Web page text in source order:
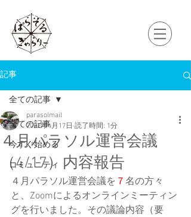
記事
全ての記事
今すぐ始める
コミュニティ
全ての記事
４月パラソル運営会議
（4/17）内容報告
parasolmail
2022年4月17日 読了時間: 1分
４月パラソル運営会議を ７ 名の方々
と、Zoomによるオンラインミーティン
グを行いました。その議論内容（要